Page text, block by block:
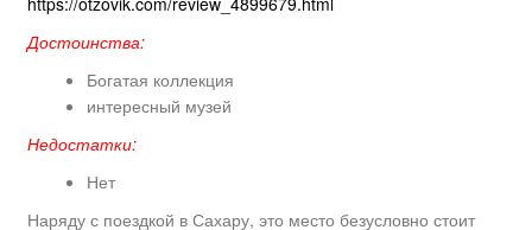
Достоинства:
Богатая коллекция
интересный музей
Недостатки:
Нет
Наряду с поездкой в Сахару, это место безусловно стоит